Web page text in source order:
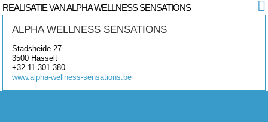
REALISATIE VAN ALPHA WELLNESS SENSATIONS
ALPHA WELLNESS SENSATIONS
Stadsheide 27
3500 Hasselt
+32 11 301 380
www.alpha-wellness-sensations.be